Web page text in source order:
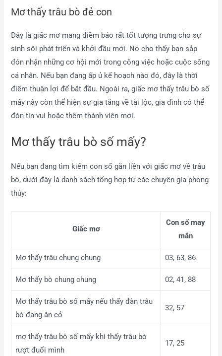
Mơ thấy trâu bò đẻ con
Đây là giấc mơ mang điềm báo rất tốt tượng trưng cho sự
sinh sôi phát triển và khởi đầu mới. Nó cho thấy bạn sắp
đón nhận những cơ hội mới trong công việc hoặc cuộc sống
cá nhân. Nếu bạn đang ấp ủ kế hoạch nào đó, đây là thời
điểm thuận lợi để bắt đầu. Ngoài ra, giấc mơ thấy trâu bò số
mấy này còn thể hiện sự gia tăng về tài lộc, gia đình có thể
đón tin vui hoặc thêm thành viên mới.
Mơ thấy trâu bò số mấy?
Nếu bạn đang tìm kiếm con số gắn liền với giấc mơ về trâu
bò, dưới đây là danh sách tổng hợp từ các chuyên gia phong
thủy:
Giấc mơ
Con số may
mắn
Mơ thấy trâu chung chung 03, 63, 86
Mơ thấy bò chung chung 02, 41, 88
Mơ thấy trâu bò số mấy nếu thấy đàn trâu
bò đang ăn cỏ
32, 57
mơ thấy trâu bò số mấy khi thấy trâu bò
rượt đuổi mình
17, 25